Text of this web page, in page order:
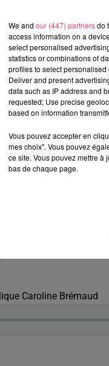
Oliv, qui s'est déplacé
ses portes plusieurs
dans un
À UN SERVICE
cheffe des urgences
dans les services
l'été que ça allait être
les prochains mois
s'habitue, on
On veut vraiment
urgences, on va se
Caroline Brémaud
We and our (447) partnersdo
access information on a
select personalised
statistics or combinations of
profiles to select personalised
Deliver and present
data such as IP address and
requested; Use precise
based on information
Vous pouvez accepter en
mes choix". Vous pouvez
ce site. Vous pouvez mettre à
bas de chaque page.